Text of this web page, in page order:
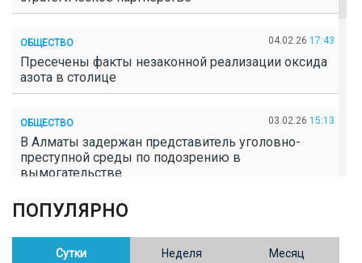
ОБЩЕСТВО 04.02.26 17:43
Пресечены факты незаконной реализации оксида
азота в столице
ОБЩЕСТВО 03.02.26 15:13
В Алматы задержан представитель уголовно-
преступной среды по подозрению в
вымогательстве
ОБЩЕСТВО
Полицейские пресекли незаконное выращивание
конопли в Таразе
ПОПУЛЯРНО
Сутки Неделя Месяц